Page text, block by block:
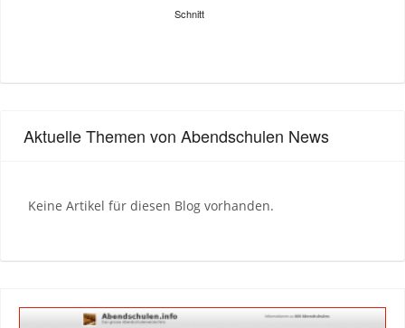
Schnitt
Aktuelle Themen von Abendschulen News
Keine Artikel für diesen Blog vorhanden.